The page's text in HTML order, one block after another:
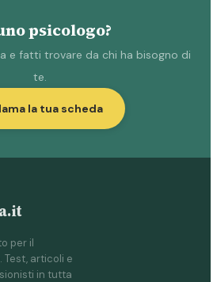
psicologo?
e fatti trovare da chi ha bisogno di
te.
la tua scheda
per il
articoli e
in tutta